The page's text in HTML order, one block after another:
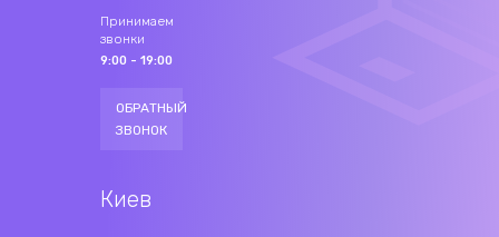
Принимаем
звонки
9:00 - 19:00
ОБРАТНЫЙ
ЗВОНОК
Киев